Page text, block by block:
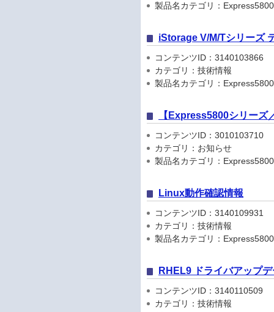
製品名カテゴリ：
iStorage V/M/Tシリーズ
コンテンツID：3140103866
カテゴリ：技術情報
製品名カテゴリ：
【Express5800シリー
コンテンツID：3010103710
カテゴリ：お知らせ
製品名カテゴリ：
Linux動作確認情報
コンテンツID：3140109931
カテゴリ：技術情報
製品名カテゴリ：
RHEL9 ドライバアップ
コンテンツID：3140110509
カテゴリ：技術情報